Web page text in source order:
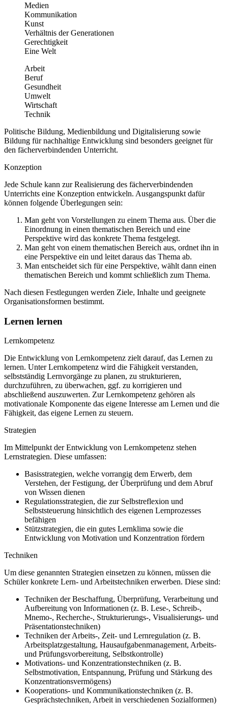
Medien
Kommunikation
Kunst
Verhältnis der Generationen
Gerechtigkeit
Eine Welt
Arbeit
Beruf
Gesundheit
Umwelt
Wirtschaft
Technik
Politische Bildung, Medienbildung und Digitalisierung sowie
Bildung für nachhaltige Entwicklung sind besonders geeignet für
den fächerverbindenden Unterricht.
Konzeption
Jede Schule kann zur Realisierung des fächerverbindenden
Unterrichts eine Konzeption entwickeln. Ausgangspunkt dafür
können folgende Überlegungen sein:
Man geht von Vorstellungen zu einem Thema aus. Über die
Einordnung in einen thematischen Bereich und eine
Perspektive wird das konkrete Thema festgelegt.
Man geht von einem thematischen Bereich aus, ordnet ihn in
eine Perspektive ein und leitet daraus das Thema ab.
Man entscheidet sich für eine Perspektive, wählt dann einen
thematischen Bereich und kommt schließlich zum Thema.
Nach diesen Festlegungen werden Ziele, Inhalte und geeignete
Organisationsformen bestimmt.
Lernen lernen
Lernkompetenz
Die Entwicklung von Lernkompetenz zielt darauf, das Lernen zu
lernen. Unter Lernkompetenz wird die Fähigkeit verstanden,
selbstständig Lernvorgänge zu planen, zu strukturieren,
durchzuführen, zu überwachen, ggf. zu korrigieren und
abschließend auszuwerten. Zur Lernkompetenz gehören als
motivationale Komponente das eigene Interesse am Lernen und die
Fähigkeit, das eigene Lernen zu steuern.
Strategien
Im Mittelpunkt der Entwicklung von Lernkompetenz stehen
Lernstrategien. Diese umfassen:
Basisstrategien, welche vorrangig dem Erwerb, dem
Verstehen, der Festigung, der Überprüfung und dem Abruf
von Wissen dienen
Regulationsstrategien, die zur Selbstreflexion und
Selbststeuerung hinsichtlich des eigenen Lernprozesses
befähigen
Stützstrategien, die ein gutes Lernklima sowie die
Entwicklung von Motivation und Konzentration fördern
Techniken
Um diese genannten Strategien einsetzen zu können, müssen die
Schüler konkrete Lern- und Arbeitstechniken erwerben. Diese sind:
Techniken der Beschaffung, Überprüfung, Verarbeitung und
Aufbereitung von Informationen (z. B. Lese-, Schreib-,
Mnemo-, Recherche-, Strukturierungs-, Visualisierungs- und
Präsentationstechniken)
Techniken der Arbeits-, Zeit- und Lernregulation (z. B.
Arbeitsplatzgestaltung, Hausaufgabenmanagement, Arbeits-
und Prüfungsvorbereitung, Selbstkontrolle)
Motivations- und Konzentrationstechniken (z. B.
Selbstmotivation, Entspannung, Prüfung und Stärkung des
Konzentrationsvermögens)
Kooperations- und Kommunikationstechniken (z. B.
Gesprächstechniken, Arbeit in verschiedenen Sozialformen)